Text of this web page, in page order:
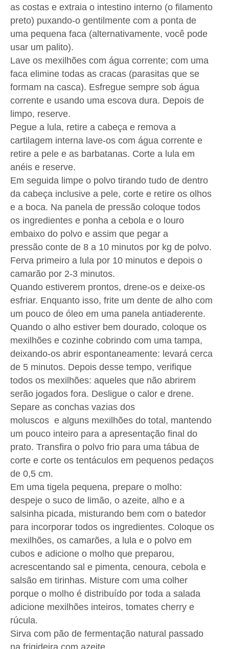
as costas e extraia o intestino interno (o filamento
preto) puxando-o gentilmente com a ponta de
uma pequena faca (alternativamente, você pode
usar um palito).
Lave os mexilhões com água corrente; com uma
faca elimine todas as cracas (parasitas que se
formam na casca). Esfregue sempre sob água
corrente e usando uma escova dura. Depois de
limpo, reserve.
Pegue a lula, retire a cabeça e remova a
cartilagem interna lave-os com água corrente e
retire a pele e as barbatanas. Corte a lula em
anéis e reserve.
Em seguida limpe o polvo tirando tudo de dentro
da cabeça inclusive a pele, corte e retire os olhos
e a boca. Na panela de pressão coloque todos
os ingredientes e ponha a cebola e o louro
embaixo do polvo e assim que pegar a
pressão conte de 8 a 10 minutos por kg de polvo.
Ferva primeiro a lula por 10 minutos e depois o
camarão por 2-3 minutos.
Quando estiverem prontos, drene-os e deixe-os
esfriar. Enquanto isso, frite um dente de alho com
um pouco de óleo em uma panela antiaderente.
Quando o alho estiver bem dourado, coloque os
mexilhões e cozinhe cobrindo com uma tampa,
deixando-os abrir espontaneamente: levará cerca
de 5 minutos. Depois desse tempo, verifique
todos os mexilhões: aqueles que não abrirem
serão jogados fora. Desligue o calor e drene.
Separe as conchas vazias dos
moluscos e alguns mexilhões do total, mantendo
um pouco inteiro para a apresentação final do
prato. Transfira o polvo frio para uma tábua de
corte e corte os tentáculos em pequenos pedaços
de 0,5 cm.
Em uma tigela pequena, prepare o molho:
despeje o suco de limão, o azeite, alho e a
salsinha picada, misturando bem com o batedor
para incorporar todos os ingredientes. Coloque os
mexilhões, os camarões, a lula e o polvo em
cubos e adicione o molho que preparou,
acrescentando sal e pimenta, cenoura, cebola e
salsão em tirinhas. Misture com uma colher
porque o molho é distribuído por toda a salada
adicione mexilhões inteiros, tomates cherry e
rúcula.
Sirva com pão de fermentação natural passado